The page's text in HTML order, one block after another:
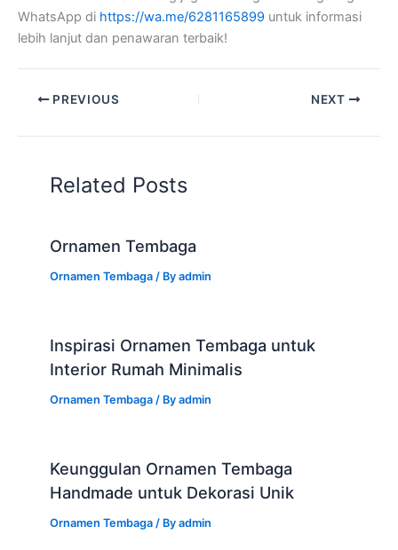
WhatsApp di https://wa.me/6281165899 untuk informasi
lebih lanjut dan penawaran terbaik!
PREVIOUS NEXT
Related Posts
Ornamen Tembaga
Ornamen Tembaga / Byadmin
Inspirasi Ornamen Tembaga untuk
Interior Rumah Minimalis
Ornamen Tembaga / Byadmin
Keunggulan Ornamen Tembaga
Handmade untuk Dekorasi Unik
Ornamen Tembaga / Byadmin